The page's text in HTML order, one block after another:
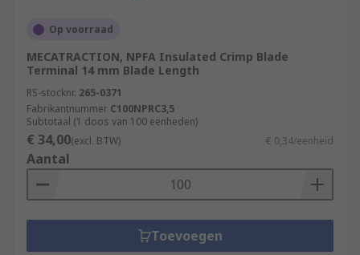
Op voorraad
MECATRACTION, NPFA Insulated Crimp Blade
Terminal 14 mm Blade Length
RS-stocknr. 265-0371
Fabrikantnummer C100NPRC3,5
Subtotaal (1 doos van 100 eenheden)
€ 34,00(excl. BTW) € 0,34/eenheid
Aantal
Toevoegen